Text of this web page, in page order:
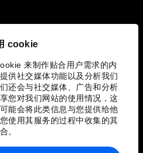
cookie
来制作贴合用户需求的内
供社交媒体功能以及分析我们
还会与社交媒体、广告和分析
您对我们网站的使用情况，这
能会将此类信息与您提供给他
使用其服务的过程中收集的其
。